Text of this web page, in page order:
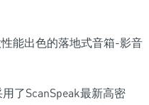
了ScanSpeak最新高密